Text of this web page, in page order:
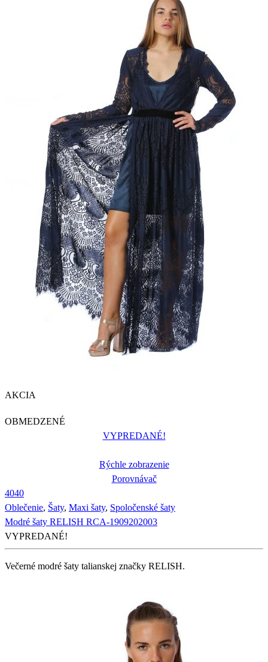
AKCIA
OBMEDZENÉ
VYPREDANÉ!
Rýchle zobrazenie
Porovnávač
4040
Oblečenie, Šaty, Maxi šaty, Spoločenské šaty
Modré šaty RELISH RCA-1909202003
VYPREDANÉ!
Večerné modré šaty talianskej značky RELISH.